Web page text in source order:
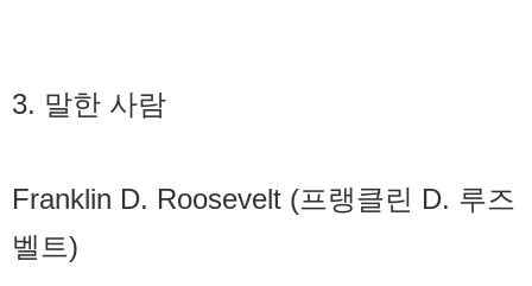
3. 말한 사람
Franklin D. Roosevelt (프랭클린 D. 루즈
벨트)